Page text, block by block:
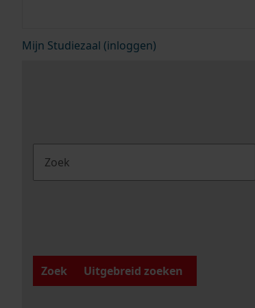
Mijn Studiezaal (inloggen)
Zoek
Uitgebreid zoeken